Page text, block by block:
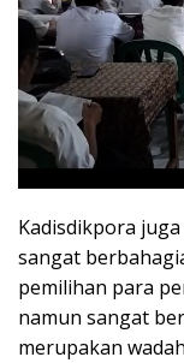
Kadisdikpora
sangat
pemilihan para
namun sangat
merupakan